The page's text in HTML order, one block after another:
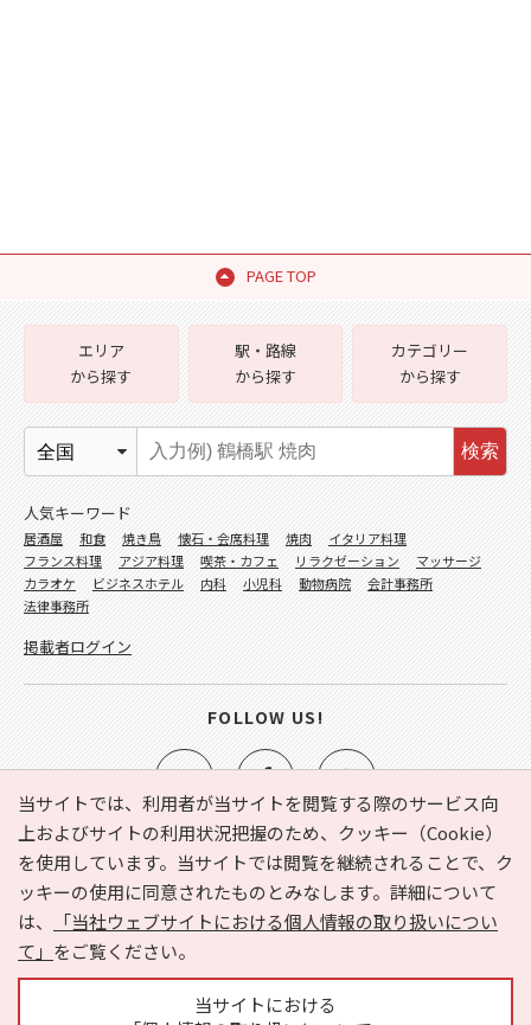
PAGE TOP
当サイトでは、利用者が当サイトを閲覧する際のサービス向
上およびサイトの利用状況把握のため、クッキー（Cookie）
を使用しています。当サイトでは閲覧を継続されることで、ク
ッキーの使用に同意されたものとみなします。詳細について
は、
「当社ウェブサイトにおける個人情報の取り扱いについ
て」 をご覧ください。
当サイトにおける
e-NAVITA（イーナビタ）とは？ お気に入り
ヘルプ
利用規約
個人情報の取り扱いについて
運営会社
サイトマップ
広告掲載に関するお問い合わせ
エリア
から探す
駅・路線
から探す
カテゴリー
から探す
検索
人気キーワード
居酒屋 和食 焼き鳥 懐石・会席料理 焼肉
イタリア料理
フランス料理
アジア料理 喫茶・カフェ リラクゼーション
マッサージ
カラオケ
ビジネスホテル 内科 小児科 動物病院
会計事務所
法律事務所
掲載者ログイン
FOLLOW US!